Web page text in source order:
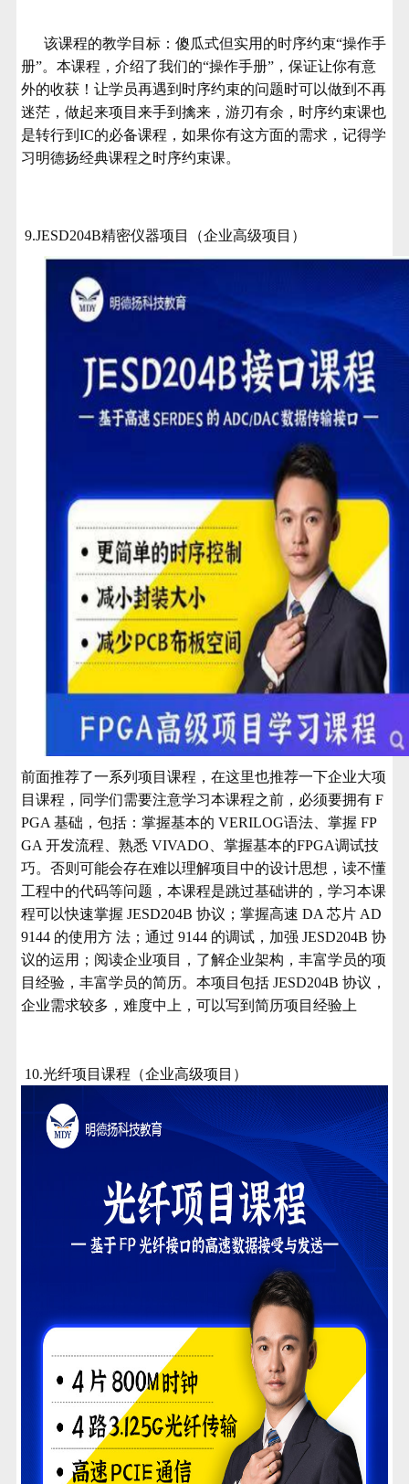
该课程的教学目标：傻瓜式但实用的时序约束“操作手
册”。本课程，介绍了我们的“操作手册”，保证让你有意
外的收获！让学员再遇到时序约束的问题时可以做到不再
迷茫，做起来项目来手到擒来，游刃有余， 时序约束课也
是转行到IC的必备课程，如果你有这方面的需求，记得学
习明德扬经典课程之时序约束课。
9.JESD204B精密仪器项目（企业高级项目）
前面推荐了一系列项目课程，在这里也推荐一下企业大项
目课程，同学们需要注意学习本课程之前，必须要拥有 F
PGA 基础，包括：掌握基本的 VERILOG语法、掌握 FP
GA 开发流程、熟悉 VIVADO、掌握基本的FPGA调试技
巧。否则可能会存在难以理解项目中的设计思想，读不懂
工程中的代码等问题，本课程是跳过基础讲的，学习本课
程可以快速掌握 JESD204B 协议；掌握高速 DA 芯片 AD
9144 的使用方 法；通过 9144 的调试，加强 JESD204B 协
议的运用；阅读企业项目，了解企业架构，丰富学员的项
目经验，丰富学员的简历。本项目包括 JESD204B 协议，
企业需求较多，难度中上，可以写到简历项目经验上
10.光纤项目课程（企业高级项目）